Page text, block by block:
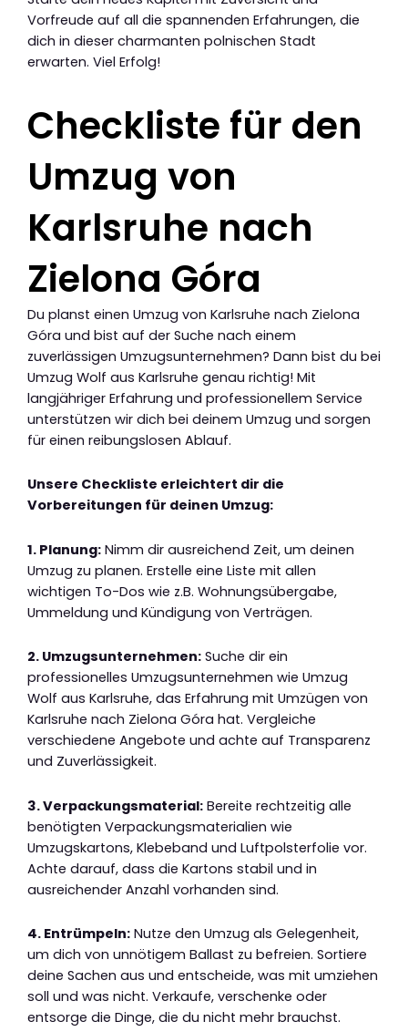
Vorfreude auf all die spannenden Erfahrungen, die
dich in dieser charmanten polnischen Stadt
erwarten. Viel Erfolg!
Checkliste für den
Umzug von
Karlsruhe nach
Zielona Góra
Du planst einen Umzug von Karlsruhe nach Zielona
Góra und bist auf der Suche nach einem
zuverlässigen Umzugsunternehmen? Dann bist du bei
Umzug Wolf aus Karlsruhe genau richtig! Mit
langjähriger Erfahrung und professionellem Service
unterstützen wir dich bei deinem Umzug und sorgen
für einen reibungslosen Ablauf.
Unsere Checkliste erleichtert dir die
Vorbereitungen für deinen Umzug:
1. Planung: Nimm dir ausreichend Zeit, um deinen
Umzug zu planen. Erstelle eine Liste mit allen
wichtigen To-Dos wie z.B. Wohnungsübergabe,
Ummeldung und Kündigung von Verträgen.
2. Umzugsunternehmen: Suche dir ein
professionelles Umzugsunternehmen wie Umzug
Wolf aus Karlsruhe, das Erfahrung mit Umzügen von
Karlsruhe nach Zielona Góra hat. Vergleiche
verschiedene Angebote und achte auf Transparenz
und Zuverlässigkeit.
3. Verpackungsmaterial: Bereite rechtzeitig alle
benötigten Verpackungsmaterialien wie
Umzugskartons, Klebeband und Luftpolsterfolie vor.
Achte darauf, dass die Kartons stabil und in
ausreichender Anzahl vorhanden sind.
4. Entrümpeln: Nutze den Umzug als Gelegenheit,
um dich von unnötigem Ballast zu befreien. Sortiere
deine Sachen aus und entscheide, was mit umziehen
soll und was nicht. Verkaufe, verschenke oder
entsorge die Dinge, die du nicht mehr brauchst.